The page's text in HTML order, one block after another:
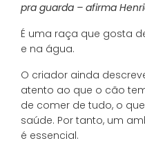
pra guarda – afirma
É uma raça que gosta
e na água.
O criador ainda
atento ao que o cão
de comer de tudo, o
saúde. Por tanto, um
é essencial.